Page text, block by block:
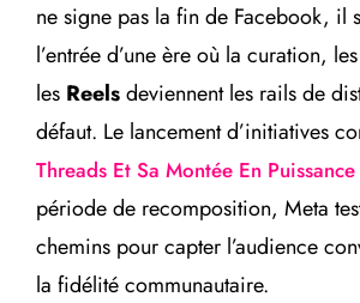
ne signe pas la fin de Facebook, il
l’entrée d’une ère où la curation,
les Reelsdeviennent les rails de
défaut. Le lancement d’initiatives
Threads Et Sa Montée En Puissance
période de recomposition, Meta
chemins pour capter l’audience
la fidélité communautaire.